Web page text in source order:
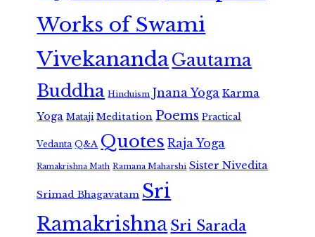
Works of Swami
VivekanandaGautama
Buddha Hinduism Jnana Yoga Karma
Yoga Mataji Meditation Poems Practical
Vedanta Q&A Quotes Raja Yoga
Ramakrishna Math Ramana Maharshi Sister Nivedita
Srimad Bhagavatam Sri
RamakrishnaSri Sarada